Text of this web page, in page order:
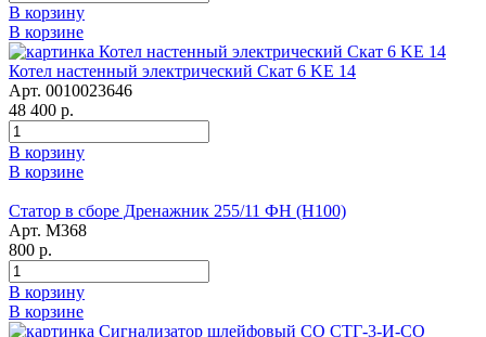
В корзину
В корзине
Котел настенный электрический Скат 6 KE 14
Арт. 0010023646
48 400 р.
В корзину
В корзине
Статор в сборе Дренажник 255/11 ФН (Н100)
Арт. М368
800 р.
В корзину
В корзине